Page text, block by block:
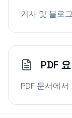
기사 및 블로
PDF
PDF 문서에서